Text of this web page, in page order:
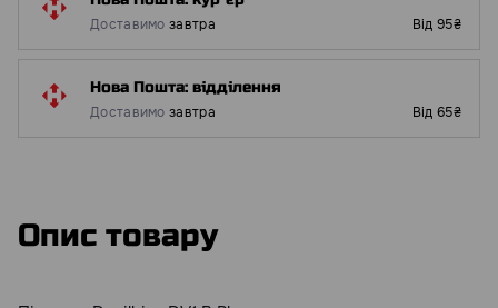
Доставимо завтра Від 95₴
Нова Пошта: відділення
Доставимо завтра Від 65₴
Опис товару